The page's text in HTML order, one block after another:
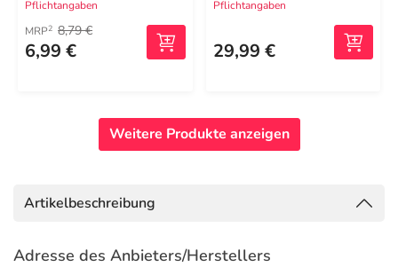
Pflichtangaben
MRP2 8,79 €
6,99 €
Pflichtangaben
29,99 €
Weitere Produkte anzeigen
Artikelbeschreibung
Adresse des Anbieters/Herstellers